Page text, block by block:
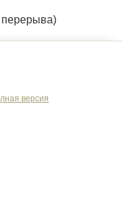
перерыва)
версия